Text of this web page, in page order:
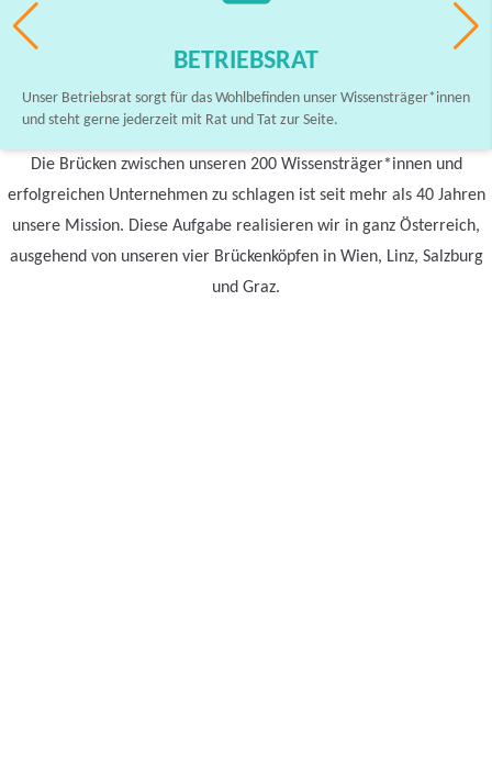
BETRIEBSRAT
Unser Betriebsrat sorgt für das Wohlbefinden unser Wissensträger*innen
und steht gerne jederzeit mit Rat und Tat zur Seite.
Die Brücken zwischen unseren 200 Wissensträger*innen und
erfolgreichen Unternehmen zu schlagen ist seit mehr als 40 Jahren
unsere Mission. Diese Aufgabe realisieren wir in ganz Österreich,
ausgehend von unseren vier Brückenköpfen in Wien, Linz, Salzburg
und Graz.